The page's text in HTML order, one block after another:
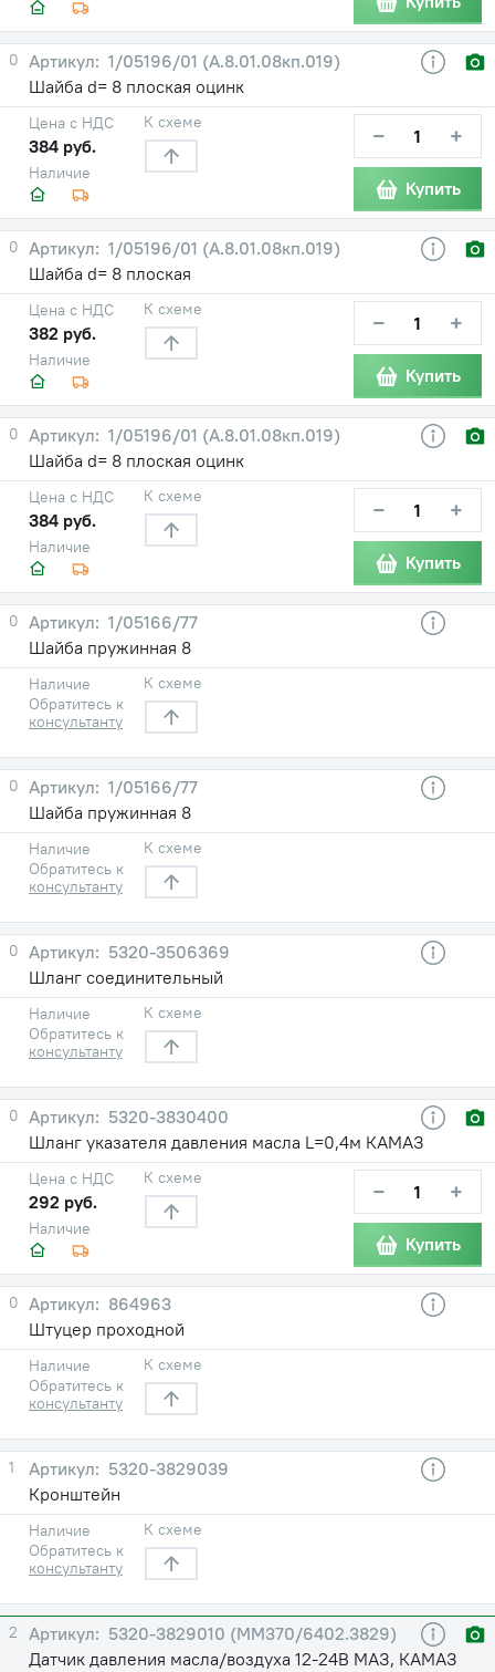
0
1/05196/01 (А.8.01.08кп.019)
Шайба d= 8 плоская оцинк
Наличие
Цена с НДС
384 руб.
К схеме − +
Купить
0
1/05196/01 (А.8.01.08кп.019)
Шайба d= 8 плоская
Наличие
Цена с НДС
382 руб.
К схеме − +
Купить
0
1/05196/01 (А.8.01.08кп.019)
Шайба d= 8 плоская оцинк
Наличие
Цена с НДС
384 руб.
К схеме − +
Купить
0
1/05166/77
Шайба пружинная 8
Наличие
Обратитесь к
консультанту
К схеме
0
1/05166/77
Шайба пружинная 8
Наличие
Обратитесь к
консультанту
К схеме
0
5320-3506369
Шланг соединительный
Наличие
Обратитесь к
консультанту
К схеме
0
5320-3830400
Шланг указателя давления масла L=0,4м КАМАЗ
Наличие
Цена с НДС
292 руб.
К схеме − +
Купить
0
864963
Штуцер проходной
Наличие
Обратитесь к
консультанту
К схеме
1
5320-3829039
Кронштейн
Наличие
Обратитесь к
консультанту
К схеме
2
5320-3829010 (ММ370/6402.3829)
Датчик давления масла/воздуха 12-24В МАЗ, КАМАЗ